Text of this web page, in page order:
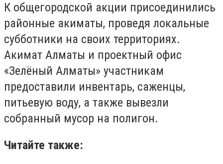
К общегородской акции присоединились
районные акиматы, проведя локальные
субботники на своих территориях.
Акимат Алматы и проектный офис
«Зелёный Алматы» участникам
предоставили инвентарь, саженцы,
питьевую воду, а также вывезли
собранный мусор на полигон.
Читайте также: